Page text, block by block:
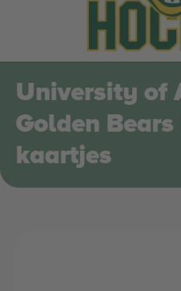
University of
Golden
kaartjes